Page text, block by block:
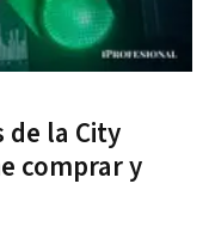
de la City
comprar y